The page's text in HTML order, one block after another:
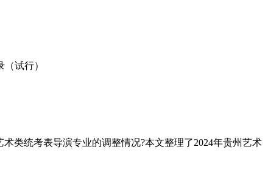
试行）
类统考表导演专业的调整情况?本文整理了2024年贵州艺术